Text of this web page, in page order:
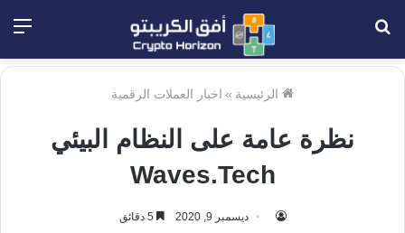
الرئيسية » اخبار العملات الرقمية
نظرة عامة على النظام البيئي
Waves.Tech
ديسمبر 9, 2020